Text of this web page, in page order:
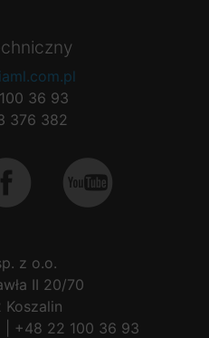
36 93
376 382
z o.o.
II 20/70
| +48 22 100 36 93